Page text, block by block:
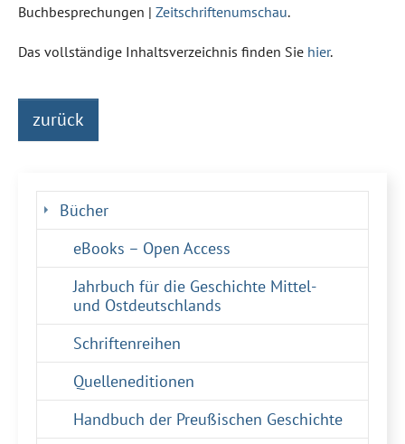
Buchbesprechungen | Zeitschriftenumschau.
Das vollständige Inhaltsverzeichnis finden Sie hier.
zurück
Bücher
eBooks – Open Access
Jahrbuch für die Geschichte Mittel-
und Ostdeutschlands
Schriftenreihen
Quelleneditionen
Handbuch der Preußischen Geschichte